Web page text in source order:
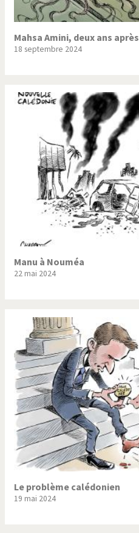
Mahsa Amini, deux ans après
18 septembre 2024
Manu à Nouméa
22 mai 2024
Le problème calédonien
19 mai 2024